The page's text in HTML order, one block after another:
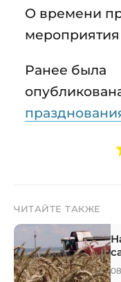
О времени
мероприятия
Ранее была
ЧИТАЙТЕ ТАКЖЕ